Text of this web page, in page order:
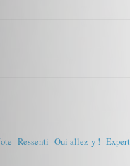
Ressenti Oui allez-y ! Expert